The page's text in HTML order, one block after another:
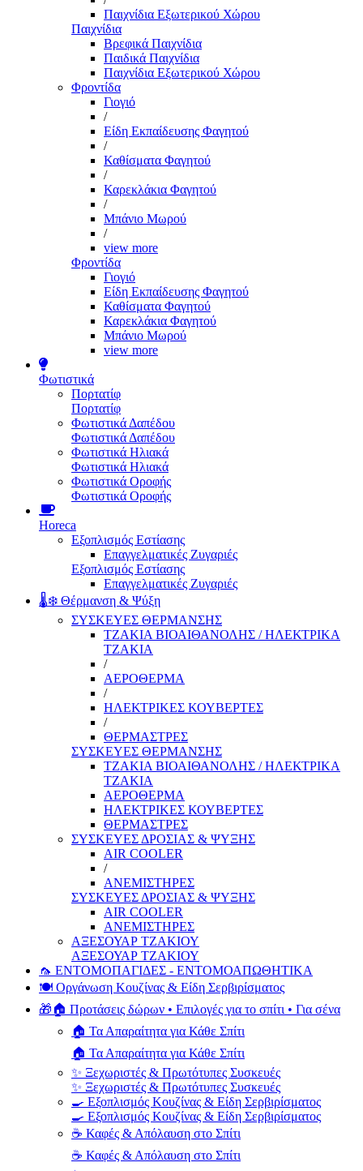
Παιχνίδια Εξωτερικού Χώρου
Παιχνίδια
Βρεφικά Παιχνίδια
Παιδικά Παιχνίδια
Παιχνίδια Εξωτερικού Χώρου
Φροντίδα
Γιογιό
/
Είδη Εκπαίδευσης Φαγητού
/
Καθίσματα Φαγητού
/
Καρεκλάκια Φαγητού
/
Μπάνιο Μωρού
/
view more
Φροντίδα
Γιογιό
Είδη Εκπαίδευσης Φαγητού
Καθίσματα Φαγητού
Καρεκλάκια Φαγητού
Μπάνιο Μωρού
view more
Φωτιστικά
Πορτατίφ
Πορτατίφ
Φωτιστικά Δαπέδου
Φωτιστικά Δαπέδου
Φωτιστικά Ηλιακά
Φωτιστικά Ηλιακά
Φωτιστικά Οροφής
Φωτιστικά Οροφής
Horeca
Εξοπλισμός Εστίασης
Επαγγελματικές Ζυγαριές
Εξοπλισμός Εστίασης
Επαγγελματικές Ζυγαριές
🌡️❄️ Θέρμανση & Ψύξη
ΣΥΣΚΕΥΕΣ ΘΕΡΜΑΝΣΗΣ
ΤΖΑΚΙΑ ΒΙΟΑΙΘΑΝΟΛΗΣ / ΗΛΕΚΤΡΙΚΑ
ΤΖΑΚΙΑ
/
ΑΕΡΟΘΕΡΜΑ
/
ΗΛΕΚΤΡΙΚΕΣ ΚΟΥΒΕΡΤΕΣ
/
ΘΕΡΜΑΣΤΡΕΣ
ΣΥΣΚΕΥΕΣ ΘΕΡΜΑΝΣΗΣ
ΤΖΑΚΙΑ ΒΙΟΑΙΘΑΝΟΛΗΣ / ΗΛΕΚΤΡΙΚΑ
ΤΖΑΚΙΑ
ΑΕΡΟΘΕΡΜΑ
ΗΛΕΚΤΡΙΚΕΣ ΚΟΥΒΕΡΤΕΣ
ΘΕΡΜΑΣΤΡΕΣ
ΣΥΣΚΕΥΕΣ ΔΡΟΣΙΑΣ & ΨΥΞΗΣ
AIR COOLER
/
ΑΝΕΜΙΣΤΗΡΕΣ
ΣΥΣΚΕΥΕΣ ΔΡΟΣΙΑΣ & ΨΥΞΗΣ
AIR COOLER
ΑΝΕΜΙΣΤΗΡΕΣ
ΑΞΕΣΟΥΑΡ ΤΖΑΚΙΟΥ
ΑΞΕΣΟΥΑΡ ΤΖΑΚΙΟΥ
🦟 ΕΝΤΟΜΟΠΑΓΙΔΕΣ - ΕΝΤΟΜΟΑΠΩΘΗΤΙΚΑ
🍽️ Οργάνωση Κουζίνας & Είδη Σερβιρίσματος
🎁🏠 Προτάσεις δώρων • Επιλογές για το σπίτι • Για σένα
🏠 Τα Απαραίτητα για Κάθε Σπίτι
🏠 Τα Απαραίτητα για Κάθε Σπίτι
✨ Ξεχωριστές & Πρωτότυπες Συσκευές
✨ Ξεχωριστές & Πρωτότυπες Συσκευές
🍳 Εξοπλισμός Κουζίνας & Είδη Σερβιρίσματος
🍳 Εξοπλισμός Κουζίνας & Είδη Σερβιρίσματος
☕ Καφές & Απόλαυση στο Σπίτι
☕ Καφές & Απόλαυση στο Σπίτι